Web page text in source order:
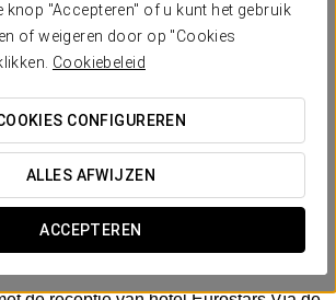
knop "Accepteren" of u kunt het gebruik
of weigeren door op "Cookies
Cookiebeleid
CONFIGUREREN
ALLES AFWIJZEN
ACCEPTEREN
Vía de la Plata
aanbieding omvat toegang tot
Vía de la Plata om optimaal van je
- € 12 p.p.
- € 17 p.p.